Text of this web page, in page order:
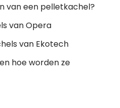
van een pelletkachel?
van Opera
van Ekotech
hoe worden ze